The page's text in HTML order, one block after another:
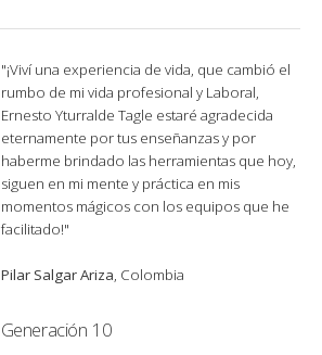
"¡Viví una experiencia de vida, que cambió el
rumbo de mi vida profesional y Laboral,
Ernesto Yturralde Tagle estaré agradecida
eternamente por tus enseñanzas y por
haberme brindado las herramientas que hoy,
siguen en mi mente y práctica en mis
momentos mágicos con los equipos que he
facilitado!"
Pilar Salgar Ariza, Colombia
Generación 10